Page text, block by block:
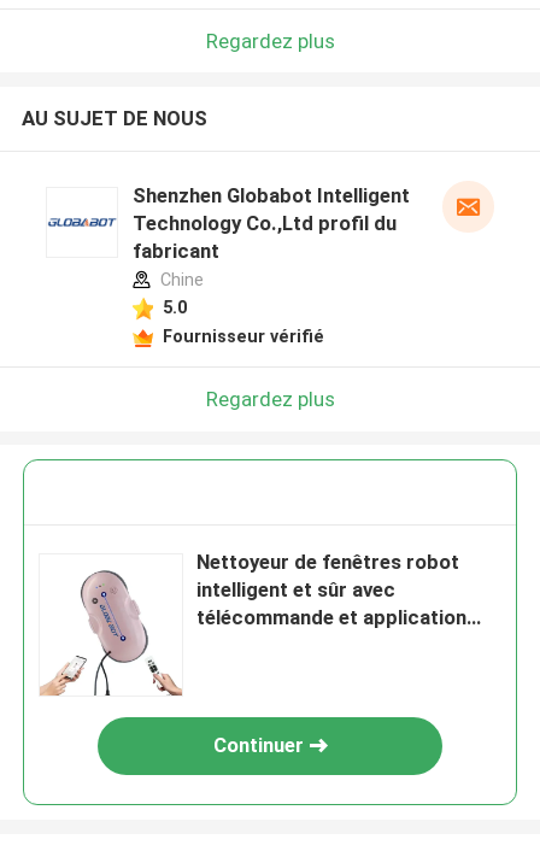
Regardez plus
AU SUJET DE NOUS
Shenzhen Globabot Intelligent
Technology Co.,Ltd profil du
fabricant
Chine
5.0
Fournisseur vérifié
Regardez plus
Nettoyeur de fenêtres robot
intelligent et sûr avec
télécommande et application
Continuer